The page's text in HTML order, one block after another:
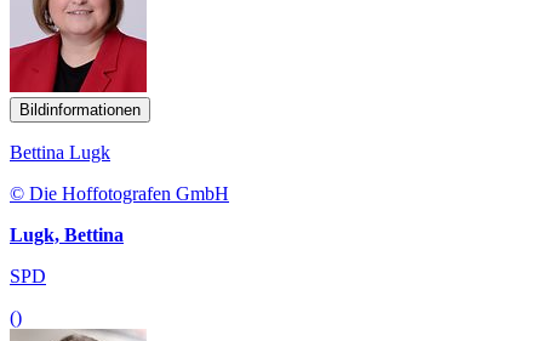
Bildinformationen
Bettina Lugk
© Die Hoffotografen GmbH
Lugk, Bettina
SPD
()